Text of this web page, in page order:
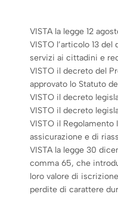
VISTA la legge 12
VISTO l’articolo 13
servizi ai cittadini e
VISTO il decreto del
approvato lo Statuto
VISTO il decreto
VISTO il decreto
VISTO il
assicurazione e di
VISTA la legge 30
comma 65, che
loro valore di
perdite di carattere